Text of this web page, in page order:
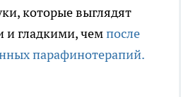
которые выглядят
и гладкими, чемпосле
парафинотерапий.